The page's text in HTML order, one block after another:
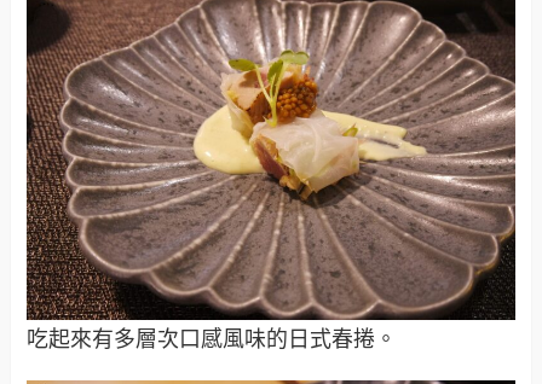
吃起來有多層次口感風味的日式春捲。